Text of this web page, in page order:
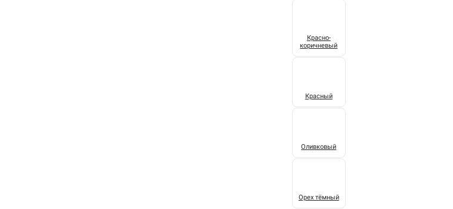
Красно-
коричневый
Красный
Оливковый
Орех тёмный